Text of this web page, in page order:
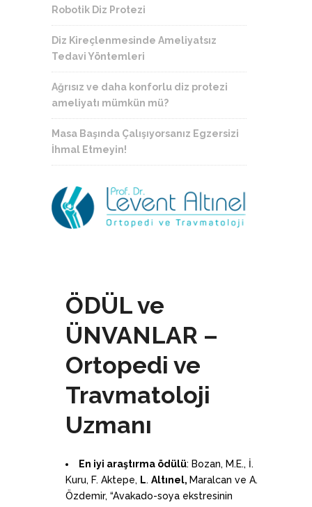
Robotik Diz Protezi
Diz Kireçlenmesinde Ameliyatsız
Tedavi Yöntemleri
Ağrısız ve daha konforlu diz protezi
ameliyatı mümkün mü?
Masa Başında Çalışıyorsanız Egzersizi
İhmal Etmeyin!
ÖDÜL ve
ÜNVANLAR –
Ortopedi ve
Travmatoloji
Uzmanı
En iyi araştırma ödülü: Bozan, M.E., İ.
Kuru, F. Aktepe, L. Altınel, Maralcan ve A.
Özdemir, “Avakado-soya ekstresinin